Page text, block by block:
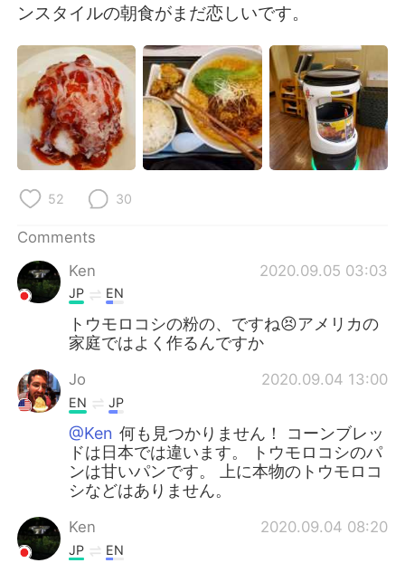
Русский ไทย
Indonesia Italiano
Türkçe Tiếng Việt
ンスタイルの朝食がまだ恋しいです。
52 30
Comments
Ken
2020.09.05 03:03
JP EN
トウモロコシの粉の、ですね😣アメリカの
家庭ではよく作るんですか
Jo 2020.09.04 13:00
EN JP
@Ken 何も見つかりません！ コーンブレッ
ドは日本では違います。 トウモロコシのパ
ンは甘いパンです。 上に本物のトウモロコ
シなどはありません。
Ken 2020.09.04 08:20
JP EN